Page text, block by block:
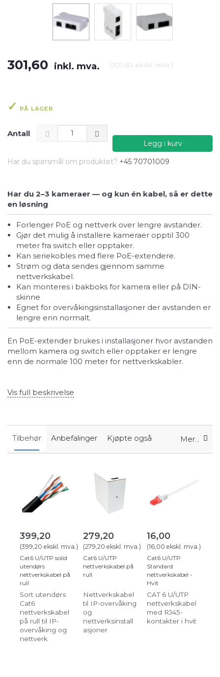
301,60 inkl. mva. (301,60 ekskl. mva. )
PÅ LAGER
Antall
Legg i kurv
Har du spørsmål om produktet? +45 70701009
Har du 2–3 kameraer — og kun én kabel, så er dette
en løsning
Forlenger PoE og nettverk over lengre avstander.
Gjør det mulig å installere kameraer opptil 300
meter fra switch eller opptaker.
Kan seriekobles med flere PoE-extendere.
Strøm og data sendes gjennom samme
nettverkskabel.
Kan monteres i bakboks for kamera eller på DIN-
skinne
Egnet for overvåkingsinstallasjoner der avstanden er
lengre enn normalt.
En PoE-extender brukes i installasjoner hvor avstanden
mellom kamera og switch eller opptaker er lengre
enn de normale 100 meter for nettverkskabler.
Vis full beskrivelse
Mer...
Tilbehør Anbefalinger Kjøpte også
399,20
(399,20 ekskl. mva. )
Cat6 U/UTP solid
utendørs
nettverkskabel på
rull
Sort utendørs
Cat6
nettverkskabel
på rull til IP-
overvåking og
nettverk
279,20
(279,20 ekskl. mva.)
Cat6 U/UTP
nettverkskabel på
rull
Nettverkskabel
til IP-overvåking
og
nettverksinstall
asjoner
16,00
(16,00 ekskl. mva. )
Cat6 U/UTP
Standard
nettverkskabel -
Hvit
CAT 6 U/UTP
nettverkskabel
med RJ45-
kontakter i hvit